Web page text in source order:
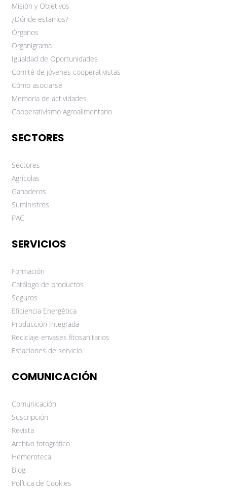
Misión y Objetivos
¿Dónde estamos?
Órganos
Organigrama
Igualdad de Oportunidades
Comité de jóvenes cooperativistas
Cómo asociarse
Memoria de actividades
Cooperativismo Agroalimentario
SECTORES
Sectores
Agrícolas
Ganaderos
Suministros
PAC
SERVICIOS
Formación
Catálogo de productos
Seguros
Eficiencia Energética
Producción Integrada
Reciclaje envases fitosanitarios
Estaciones de servicio
COMUNICACIÓN
Comunicación
Suscripción
Revista
Archivo fotográfico
Hemeroteca
Blog
Política de Cookies